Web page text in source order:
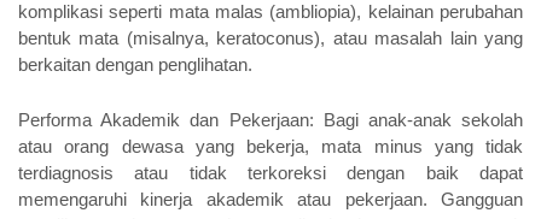
komplikasi seperti mata malas (ambliopia), kelainan perubahan
bentuk mata (misalnya, keratoconus), atau masalah lain yang
berkaitan dengan penglihatan.
Performa Akademik dan Pekerjaan: Bagi anak-anak sekolah
atau orang dewasa yang bekerja, mata minus yang tidak
terdiagnosis atau tidak terkoreksi dengan baik dapat
memengaruhi kinerja akademik atau pekerjaan. Gangguan